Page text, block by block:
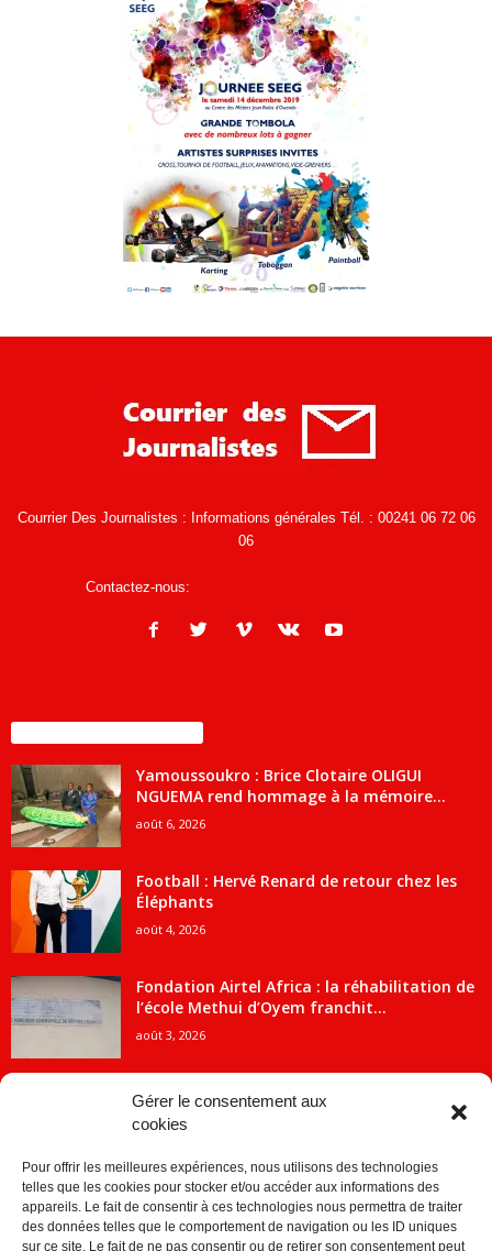
Gérer le consentement aux
cookies
Pour offrir les meilleures expériences, nous utilisons des technologies
telles que les cookies pour stocker et/ou accéder aux informations des
appareils. Le fait de consentir à ces technologies nous permettra de traiter
des données telles que le comportement de navigation ou les ID uniques
sur ce site. Le fait de ne pas consentir ou de retirer son consentement peut
Courrier Des Journalistes : Informations générales Tél. : 00241 06 72 06
06
Contactez-nous:
Yamoussoukro : Brice Clotaire OLIGUI
NGUEMA rend hommage à la mémoire...
août 6, 2026
Football : Hervé Renard de retour chez les
Éléphants
août 4, 2026
Fondation Airtel Africa : la réhabilitation de
l’école Methui d’Oyem franchit...
août 3, 2026
ACTUALITES
Economie 2091
1840